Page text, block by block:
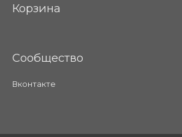
Корзина
Сообщество
Вконтакте